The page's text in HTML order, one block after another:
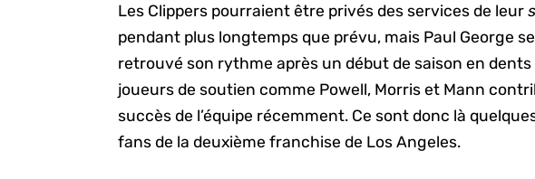
Les Clippers pourraient être privés des services de leur
pendant plus longtemps que prévu, mais Paul George
retrouvé son rythme après un début de saison en dents
joueurs de soutien comme Powell, Morris et Mann
succès de l’équipe récemment. Ce sont donc là
fans de la deuxième franchise de Los Angeles.